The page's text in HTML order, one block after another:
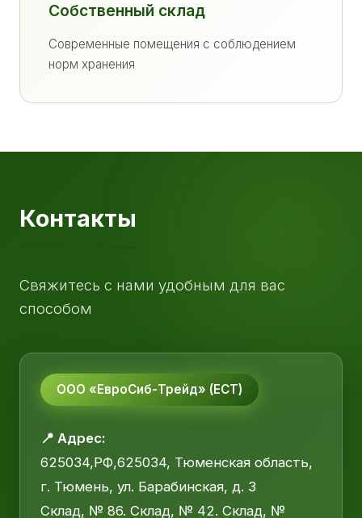
Собственный склад
Современные помещения с соблюдением
норм хранения
Контакты
Свяжитесь с нами удобным для вас
способом
ООО «ЕвроСиб-Трейд» (ЕСТ)
📍 Адрес:
625034,РФ,625034, Тюменская область,
г. Тюмень, ул. Барабинская, д. 3
Склад, № 86. Склад, № 42. Склад, №